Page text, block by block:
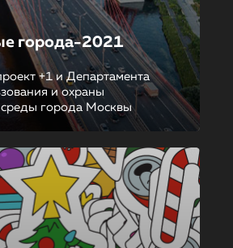
города-2021
+1 и Департамента
и охраны
города Москвы